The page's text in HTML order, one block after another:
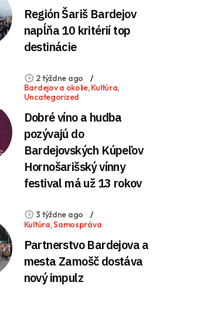
Región Šariš Bardejov
napĺňa 10 kritérií top
destinácie
2 týždne ago
Bardejov a okolie,Kultúra,
Uncategorized
Dobré víno a hudba
pozývajú do
Bardejovských Kúpeľov
Hornošarišský vínny
festival má už 13 rokov
3 týždne ago
Kultúra,Samospráva
Partnerstvo Bardejova a
mesta Zamošč dostáva
nový impulz